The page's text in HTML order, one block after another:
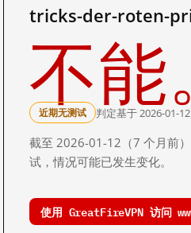
tricks-der-roten-
不能
近期无测试 判定基于 2026-01-
截至 2026-01-12（7 个月前
试，情况可能已发生变化。
使用 GreatFireVPN 访问